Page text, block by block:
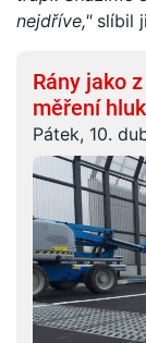
nejdříve,"slíbil
Rány jako
měření
Pátek, 10.